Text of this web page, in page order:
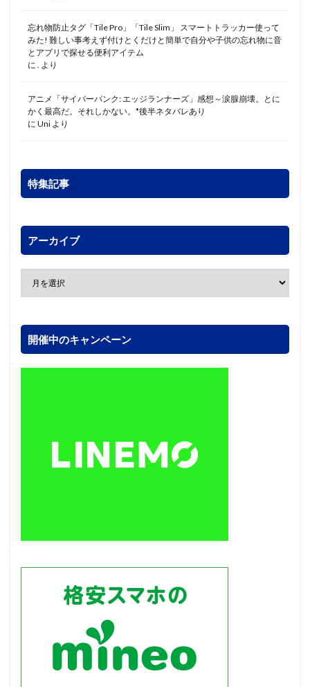
忘れ物防止タグ「Tile Pro」「Tile Slim」 スマートトラッカー使って
みた! 難しい事考えず付けとくだけと簡単で自分や子供の忘れ物に音
とアプリで探せる便利アイテム
に . より
アニメ「サイバーパンク: エッジランナーズ」感想～涙腺崩壊。とに
かく最高だ。それしかない。*後半ネタバレあり
に Uni より
特集記事
アーカイブ
開催中のキャンペーン